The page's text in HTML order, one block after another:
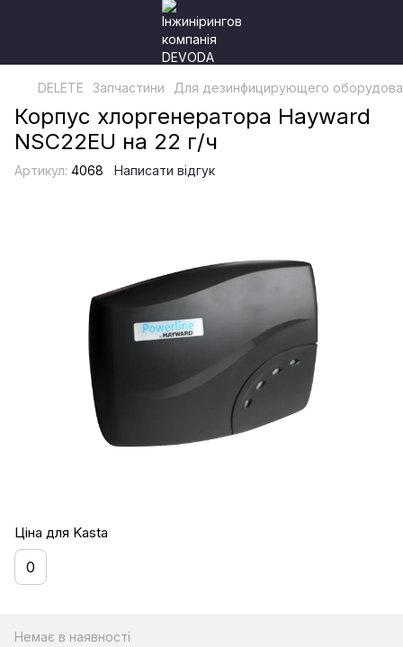
DELETE Запчастини Для дезинфицирующего
Корпус хлоргенератора Hayward
NSC22EU на 22 г/ч
Артикул: 4068 Написати відгук
Ціна для Kasta
0
Немає в наявності